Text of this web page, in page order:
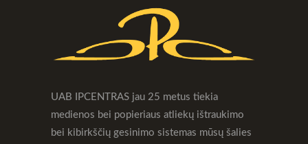
UAB IPCENTRAS jau 25 metus tiekia
medienos bei popieriaus atliekų ištraukimo
bei kibirkščių gesinimo sistemas mūsų šalies